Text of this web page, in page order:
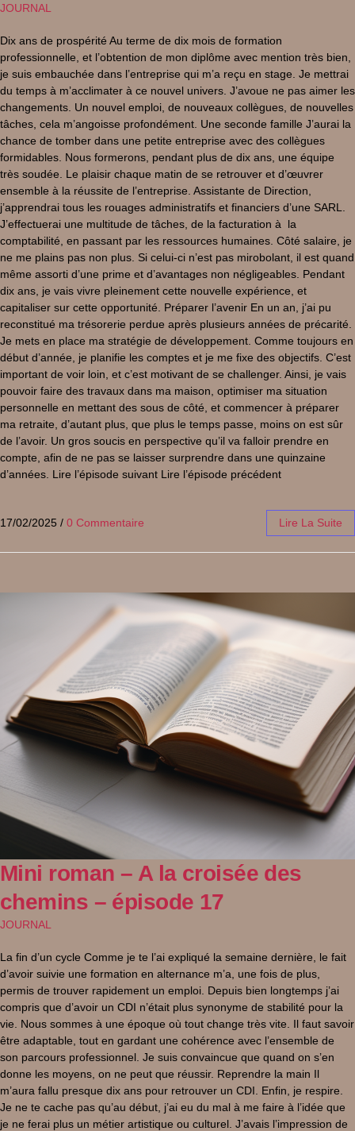
JOURNAL
Dix ans de prospérité Au terme de dix mois de formation
professionnelle, et l’obtention de mon diplôme avec mention très bien,
je suis embauchée dans l’entreprise qui m’a reçu en stage. Je mettrai
du temps à m’acclimater à ce nouvel univers. J’avoue ne pas aimer les
changements. Un nouvel emploi, de nouveaux collègues, de nouvelles
tâches, cela m’angoisse profondément. Une seconde famille J’aurai la
chance de tomber dans une petite entreprise avec des collègues
formidables. Nous formerons, pendant plus de dix ans, une équipe
très soudée. Le plaisir chaque matin de se retrouver et d’œuvrer
ensemble à la réussite de l’entreprise. Assistante de Direction,
j’apprendrai tous les rouages administratifs et financiers d’une SARL.
J’effectuerai une multitude de tâches, de la facturation à la
comptabilité, en passant par les ressources humaines. Côté salaire, je
ne me plains pas non plus. Si celui-ci n’est pas mirobolant, il est quand
même assorti d’une prime et d’avantages non négligeables. Pendant
dix ans, je vais vivre pleinement cette nouvelle expérience, et
capitaliser sur cette opportunité. Préparer l’avenir En un an, j’ai pu
reconstitué ma trésorerie perdue après plusieurs années de précarité.
Je mets en place ma stratégie de développement. Comme toujours en
début d’année, je planifie les comptes et je me fixe des objectifs. C’est
important de voir loin, et c’est motivant de se challenger. Ainsi, je vais
pouvoir faire des travaux dans ma maison, optimiser ma situation
personnelle en mettant des sous de côté, et commencer à préparer
ma retraite, d’autant plus, que plus le temps passe, moins on est sûr
de l’avoir. Un gros soucis en perspective qu’il va falloir prendre en
compte, afin de ne pas se laisser surprendre dans une quinzaine
d’années. Lire l’épisode suivant Lire l’épisode précédent
17/02/2025 / 0 Commentaire Lire La Suite
Mini roman – A la croisée des
chemins – épisode 17
JOURNAL
La fin d’un cycle Comme je te l’ai expliqué la semaine dernière, le fait
d’avoir suivie une formation en alternance m’a, une fois de plus,
permis de trouver rapidement un emploi. Depuis bien longtemps j’ai
compris que d’avoir un CDI n’était plus synonyme de stabilité pour la
vie. Nous sommes à une époque où tout change très vite. Il faut savoir
être adaptable, tout en gardant une cohérence avec l’ensemble de
son parcours professionnel. Je suis convaincue que quand on s’en
donne les moyens, on ne peut que réussir. Reprendre la main Il
m’aura fallu presque dix ans pour retrouver un CDI. Enfin, je respire.
Je ne te cache pas qu’au début, j’ai eu du mal à me faire à l’idée que
je ne ferai plus un métier artistique ou culturel. J’avais l’impression de